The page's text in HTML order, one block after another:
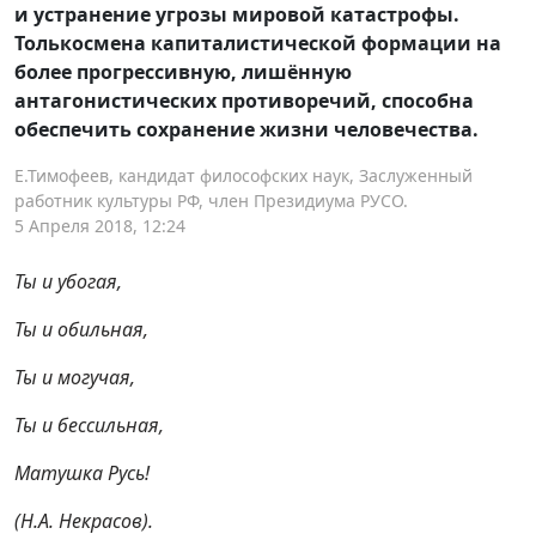
и устранение угрозы мировой катастрофы.
Толькосмена капиталистической формации на
более прогрессивную, лишённую
антагонистических противоречий, способна
обеспечить сохранение жизни человечества.
Е.Тимофеев, кандидат философских наук, Заслуженный
работник культуры РФ, член Президиума РУСО.
5 Апреля 2018, 12:24
Ты и убогая,
Ты и обильная,
Ты и могучая,
Ты и бессильная,
Матушка Русь!
(Н.А. Некрасов).